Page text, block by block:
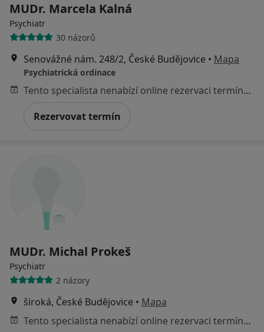
MUDr. Marcela Kalná
Psychiatr
30 názorů
Senovážné nám. 248/2, České Budějovice • Mapa
Psychiatrická ordinace
Tento specialista nenabízí online rezervaci termínu na této adrese.
Rezervovat termín
MUDr. Michal Prokeš
Psychiatr
2 názory
široká, České Budějovice • Mapa
Tento specialista nenabízí online rezervaci termínu na této adrese.